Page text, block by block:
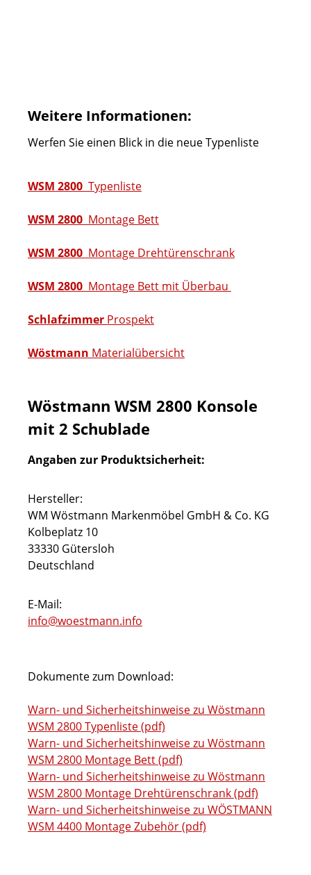
Weitere Informationen:
Werfen Sie einen Blick in die neue Typenliste
WSM 2800 Typenliste
WSM 2800 Montage Bett
WSM 2800 Montage Drehtürenschrank
WSM 2800 Montage Bett mit Überbau
Schlafzimmer Prospekt
Wöstmann Materialübersicht
Wöstmann WSM 2800 Konsole
mit 2 Schublade
Angaben zur Produktsicherheit:
Hersteller:
WM Wöstmann Markenmöbel GmbH & Co. KG
Kolbeplatz 10
33330 Gütersloh
Deutschland
E-Mail:
info@woestmann.info
Dokumente zum Download:
Warn- und Sicherheitshinweise zu Wöstmann
WSM 2800 Typenliste (pdf)
Warn- und Sicherheitshinweise zu Wöstmann
WSM 2800 Montage Bett (pdf)
Warn- und Sicherheitshinweise zu Wöstmann
WSM 2800 Montage Drehtürenschrank (pdf)
Warn- und Sicherheitshinweise zu WÖSTMANN
WSM 4400 Montage Zubehör (pdf)